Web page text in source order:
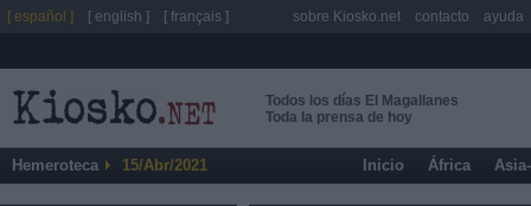
Todos los días El Magallanes
Toda la prensa de hoy
Hemeroteca 15/Abr/2021 Inicio África
[ español ] [ english ] [ français ] sobre Kiosko.net contacto ayuda